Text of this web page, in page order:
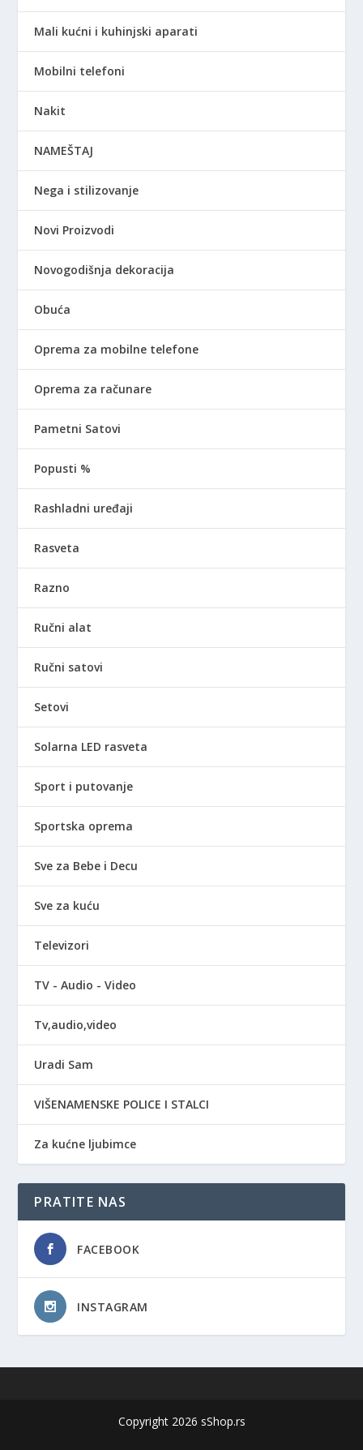
Mali kućni i kuhinjski aparati
Mobilni telefoni
Nakit
NAMEŠTAJ
Nega i stilizovanje
Novi Proizvodi
Novogodišnja dekoracija
Obuća
Oprema za mobilne telefone
Oprema za računare
Pametni Satovi
Popusti %
Rashladni uređaji
Rasveta
Razno
Ručni alat
Ručni satovi
Setovi
Solarna LED rasveta
Sport i putovanje
Sportska oprema
Sve za Bebe i Decu
Sve za kuću
Televizori
TV - Audio - Video
Tv,audio,video
Uradi Sam
VIŠENAMENSKE POLICE I STALCI
Za kućne ljubimce
PRATITE NAS
FACEBOOK
INSTAGRAM
Copyright 2026 sShop.rs